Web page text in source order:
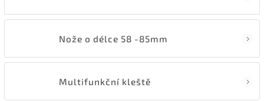
Nože o délce 58 -85mm
Multifunkční kleště